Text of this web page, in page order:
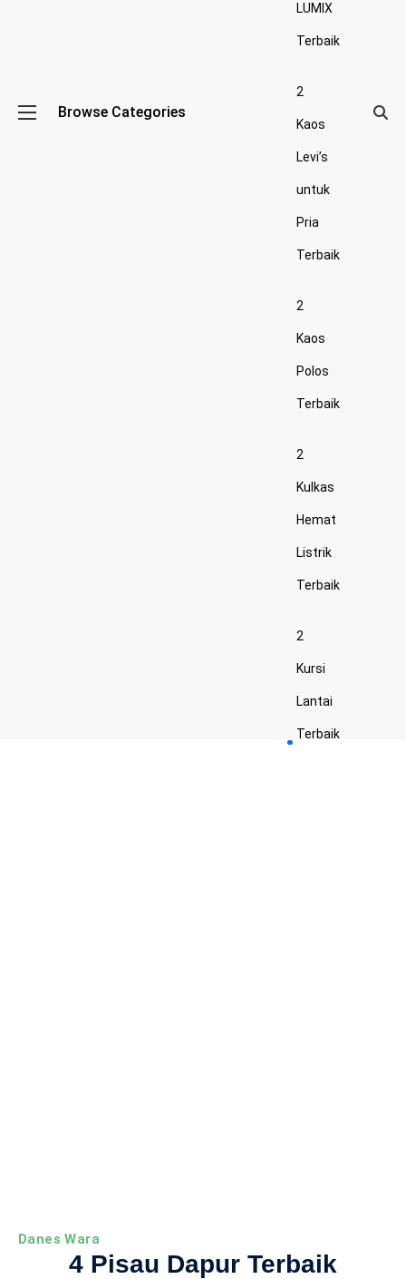
Browse Categories
LUMIX
Terbaik
2
Kaos
Levi’s
untuk
Pria
Terbaik
2
Kaos
Polos
Terbaik
2
Kulkas
Hemat
Listrik
Terbaik
2
Kursi
Lantai
Terbaik
Danes Wara
4 Pisau Dapur Terbaik